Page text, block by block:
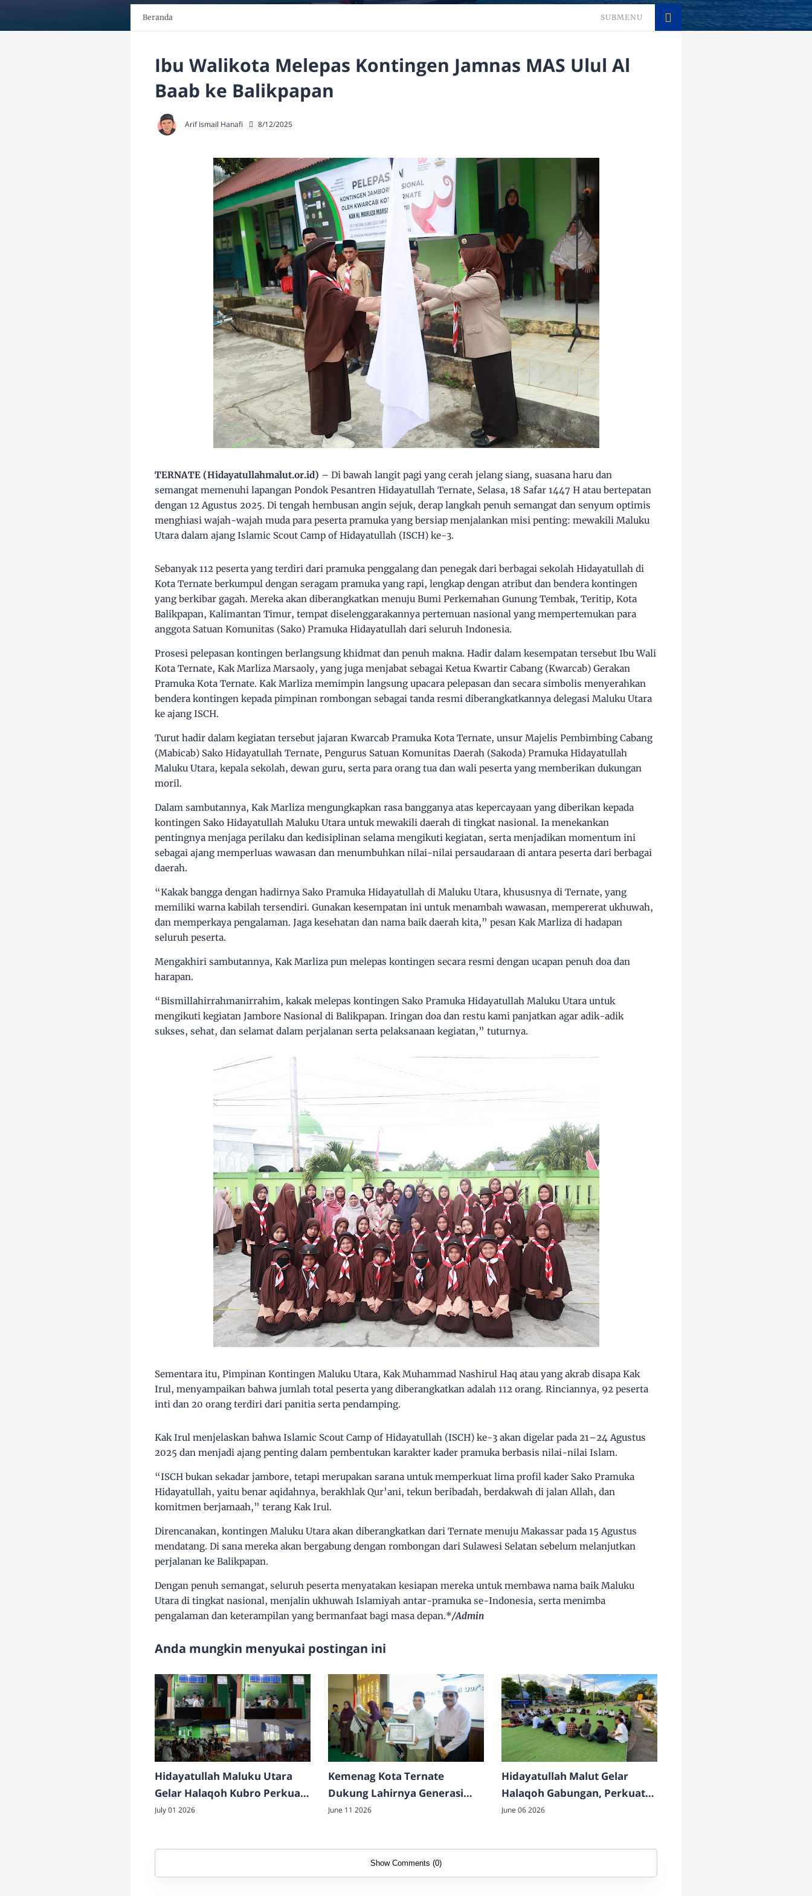
Beranda SUBMENU
Ibu Walikota Melepas Kontingen Jamnas MAS Ulul Al
Baab ke Balikpapan
Arif Ismail Hanafi 8/12/2025
TERNATE (Hidayatullahmalut.or.id) – Di bawah langit pagi yang cerah jelang siang, suasana haru dan
semangat memenuhi lapangan Pondok Pesantren Hidayatullah Ternate, Selasa, 18 Safar 1447 H atau bertepatan
dengan 12 Agustus 2025. Di tengah hembusan angin sejuk, derap langkah penuh semangat dan senyum optimis
menghiasi wajah-wajah muda para peserta pramuka yang bersiap menjalankan misi penting: mewakili Maluku
Utara dalam ajang Islamic Scout Camp of Hidayatullah (ISCH) ke-3.
Sebanyak 112 peserta yang terdiri dari pramuka penggalang dan penegak dari berbagai sekolah Hidayatullah di
Kota Ternate berkumpul dengan seragam pramuka yang rapi, lengkap dengan atribut dan bendera kontingen
yang berkibar gagah. Mereka akan diberangkatkan menuju Bumi Perkemahan Gunung Tembak, Teritip, Kota
Balikpapan, Kalimantan Timur, tempat diselenggarakannya pertemuan nasional yang mempertemukan para
anggota Satuan Komunitas (Sako) Pramuka Hidayatullah dari seluruh Indonesia.
Prosesi pelepasan kontingen berlangsung khidmat dan penuh makna. Hadir dalam kesempatan tersebut Ibu Wali
Kota Ternate, Kak Marliza Marsaoly, yang juga menjabat sebagai Ketua Kwartir Cabang (Kwarcab) Gerakan
Pramuka Kota Ternate. Kak Marliza memimpin langsung upacara pelepasan dan secara simbolis menyerahkan
bendera kontingen kepada pimpinan rombongan sebagai tanda resmi diberangkatkannya delegasi Maluku Utara
ke ajang ISCH.
Turut hadir dalam kegiatan tersebut jajaran Kwarcab Pramuka Kota Ternate, unsur Majelis Pembimbing Cabang
(Mabicab) Sako Hidayatullah Ternate, Pengurus Satuan Komunitas Daerah (Sakoda) Pramuka Hidayatullah
Maluku Utara, kepala sekolah, dewan guru, serta para orang tua dan wali peserta yang memberikan dukungan
moril.
Dalam sambutannya, Kak Marliza mengungkapkan rasa bangganya atas kepercayaan yang diberikan kepada
kontingen Sako Hidayatullah Maluku Utara untuk mewakili daerah di tingkat nasional. Ia menekankan
pentingnya menjaga perilaku dan kedisiplinan selama mengikuti kegiatan, serta menjadikan momentum ini
sebagai ajang memperluas wawasan dan menumbuhkan nilai-nilai persaudaraan di antara peserta dari berbagai
daerah.
“Kakak bangga dengan hadirnya Sako Pramuka Hidayatullah di Maluku Utara, khususnya di Ternate, yang
memiliki warna kabilah tersendiri. Gunakan kesempatan ini untuk menambah wawasan, mempererat ukhuwah,
dan memperkaya pengalaman. Jaga kesehatan dan nama baik daerah kita,” pesan Kak Marliza di hadapan
seluruh peserta.
Mengakhiri sambutannya, Kak Marliza pun melepas kontingen secara resmi dengan ucapan penuh doa dan
harapan.
“Bismillahirrahmanirrahim, kakak melepas kontingen Sako Pramuka Hidayatullah Maluku Utara untuk
mengikuti kegiatan Jambore Nasional di Balikpapan. Iringan doa dan restu kami panjatkan agar adik-adik
sukses, sehat, dan selamat dalam perjalanan serta pelaksanaan kegiatan,” tuturnya.
Sementara itu, Pimpinan Kontingen Maluku Utara, Kak Muhammad Nashirul Haq atau yang akrab disapa Kak
Irul, menyampaikan bahwa jumlah total peserta yang diberangkatkan adalah 112 orang. Rinciannya, 92 peserta
inti dan 20 orang terdiri dari panitia serta pendamping.
Kak Irul menjelaskan bahwa Islamic Scout Camp of Hidayatullah (ISCH) ke-3 akan digelar pada 21–24 Agustus
2025 dan menjadi ajang penting dalam pembentukan karakter kader pramuka berbasis nilai-nilai Islam.
“ISCH bukan sekadar jambore, tetapi merupakan sarana untuk memperkuat lima profil kader Sako Pramuka
Hidayatullah, yaitu benar aqidahnya, berakhlak Qur’ani, tekun beribadah, berdakwah di jalan Allah, dan
komitmen berjamaah,” terang Kak Irul.
Direncanakan, kontingen Maluku Utara akan diberangkatkan dari Ternate menuju Makassar pada 15 Agustus
mendatang. Di sana mereka akan bergabung dengan rombongan dari Sulawesi Selatan sebelum melanjutkan
perjalanan ke Balikpapan.
Dengan penuh semangat, seluruh peserta menyatakan kesiapan mereka untuk membawa nama baik Maluku
Utara di tingkat nasional, menjalin ukhuwah Islamiyah antar-pramuka se-Indonesia, serta menimba
pengalaman dan keterampilan yang bermanfaat bagi masa depan.*/Admin
Anda mungkin menyukai postingan ini
Hidayatullah Maluku Utara
Gelar Halaqoh Kubro Perkuat
Soliditas dan Pembinaan
July 01 2026
Kemenag Kota Ternate
Dukung Lahirnya Generasi
Qur'ani Melalui Ujian
June 11 2026
Hidayatullah Malut Gelar
Halaqoh Gabungan, Perkuat
Dakwah dan Pembinaan
June 06 2026
Show Comments (0)